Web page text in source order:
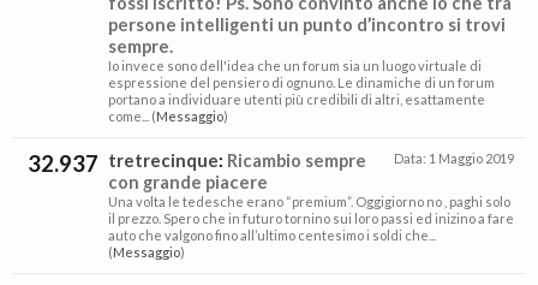
persone intelligenti un punto d’incontro si trovi
sempre.
Io invece sono dell'idea che un forum sia un luogo virtuale di
espressione del pensiero di ognuno. Le dinamiche di un forum
portano a individuare utenti più credibili di altri, esattamente
come... (Messaggio)
32.937 Data: 1 Maggio 2019
tretrecinque: Ricambio sempre
con grande piacere
Una volta le tedesche erano “premium”. Oggigiorno no , paghi solo
il prezzo. Spero che in futuro tornino sui loro passi ed inizino a fare
auto che valgono fino all’ultimo centesimo i soldi che...
(Messaggio)